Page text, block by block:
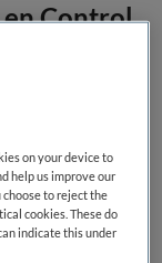
Control
bewaken en
en
ondersteunen
van naleving
staan
on your device to
help us improve our
to reject the
cookies. These do
indicate this under